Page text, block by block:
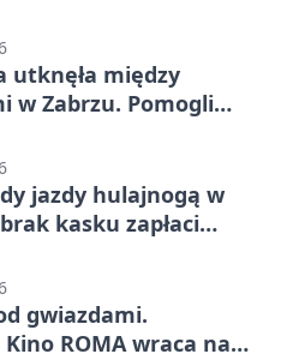
utknęła między
w Zabrzu. Pomogli
jazdy hulajnogą w
kasku zapłaci
gwiazdami.
ROMA wraca na